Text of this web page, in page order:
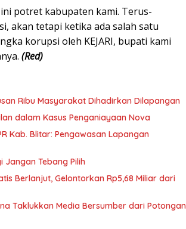
potret kabupaten kami. Terus-
akan tetapi ketika ada salah satu
korupsi oleh KEJARI, bupati kami
(Red)
Ribu Masyarakat Dihadirkan Dilapangan
dalam Kasus Penganiayaan Nova
Kab. Blitar: Pengawasan Lapangan
Jangan Tebang Pilih
Berlanjut, Gelontorkan Rp5,68 Miliar dari
Taklukkan Media Bersumber dari Potongan